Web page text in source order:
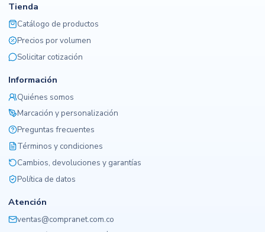
Tienda
Catálogo de productos
Precios por volumen
Solicitar cotización
Información
Quiénes somos
Marcación y personalización
Preguntas frecuentes
Términos y condiciones
Cambios, devoluciones y garantías
Política de datos
Atención
ventas@compranet.com.co